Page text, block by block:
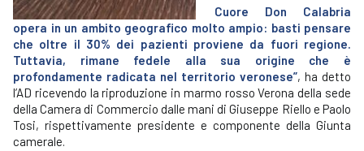
Cuore Don Calabria
opera in un ambito geografico molto ampio: basti pensare
che oltre il 30% dei pazienti proviene da fuori regione.
Tuttavia, rimane fedele alla sua origine che è
profondamente radicata nel territorio veronese”, ha detto
l’AD ricevendo la riproduzione in marmo rosso Verona della sede
della Camera di Commercio dalle mani di Giuseppe Riello e Paolo
Tosi, rispettivamente presidente e componente della Giunta
camerale.